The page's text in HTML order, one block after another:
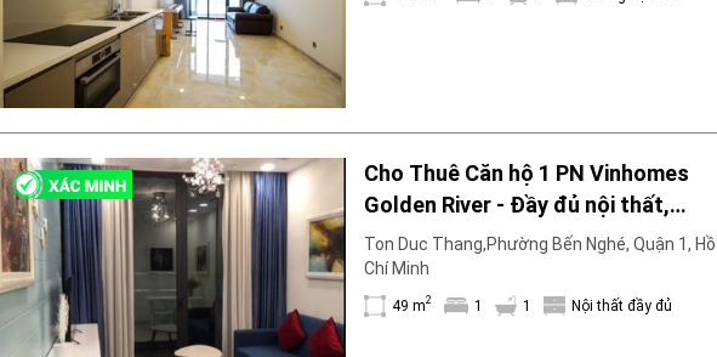
Cho Thuê Căn hộ 1 PN Vinhomes
Golden River - Đầy đủ nội thất,
chuyển vào ở ngày tháng 12
Ton Duc Thang,Phường Bến Nghé, Quận 1, Hồ
Chí Minh
49 m2 1 1 Nội thất đầy đủ